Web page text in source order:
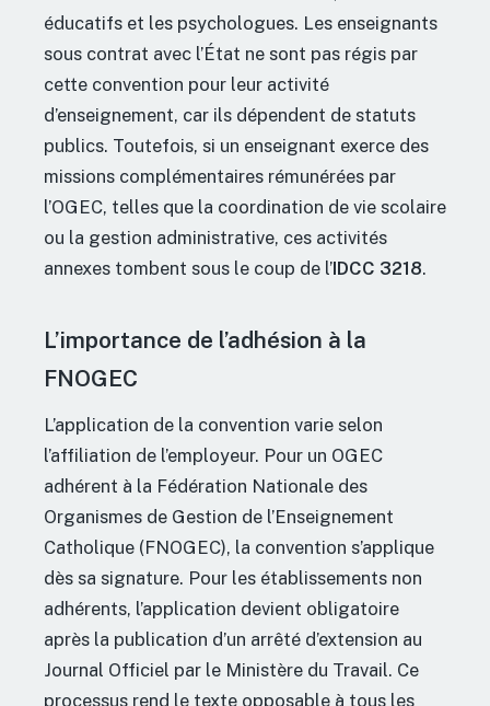
éducatifs et les psychologues. Les enseignants
sous contrat avec l’État ne sont pas régis par
cette convention pour leur activité
d’enseignement, car ils dépendent de statuts
publics. Toutefois, si un enseignant exerce des
missions complémentaires rémunérées par
l’OGEC, telles que la coordination de vie scolaire
ou la gestion administrative, ces activités
annexes tombent sous le coup de l’IDCC 3218.
L’importance de l’adhésion à la
FNOGEC
L’application de la convention varie selon
l’affiliation de l’employeur. Pour un OGEC
adhérent à la Fédération Nationale des
Organismes de Gestion de l’Enseignement
Catholique (FNOGEC), la convention s’applique
dès sa signature. Pour les établissements non
adhérents, l’application devient obligatoire
après la publication d’un arrêté d’extension au
Journal Officiel par le Ministère du Travail. Ce
processus rend le texte opposable à tous les